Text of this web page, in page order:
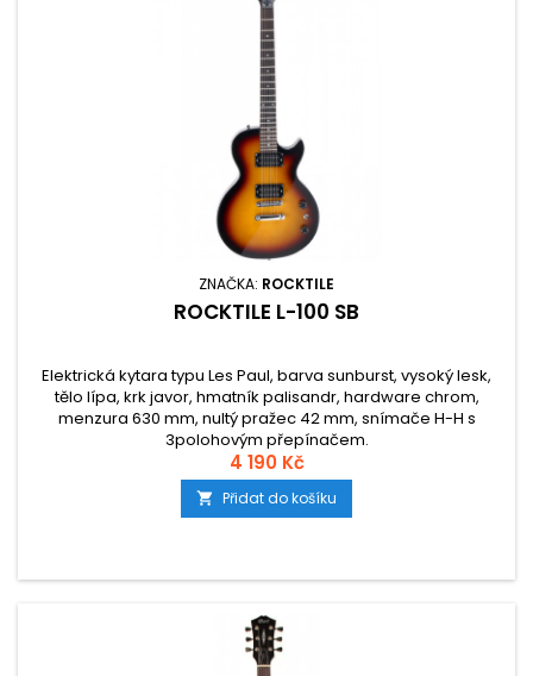
ZNAČKA: ROCKTILE
ROCKTILE L-100 SB
Elektrická kytara typu Les Paul, barva sunburst, vysoký lesk,
tělo lípa, krk javor, hmatník palisandr, hardware chrom,
menzura 630 mm, nultý pražec 42 mm, snímače H-H s
3polohovým přepínačem.
4 190 Kč
 Přidat do košíku